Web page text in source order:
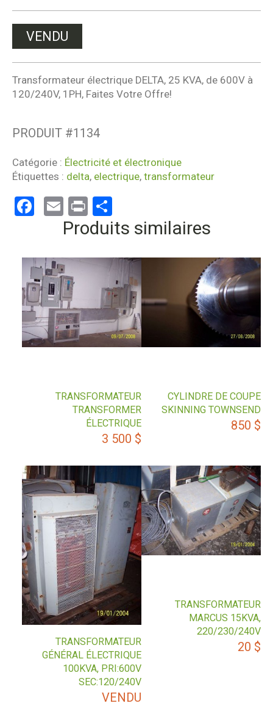
VENDU
Transformateur électrique DELTA, 25 KVA, de 600V à
120/240V, 1PH, Faites Votre Offre!
PRODUIT #1134
Catégorie : Électricité et électronique
Étiquettes : delta, electrique, transformateur
Facebook
Email
Print
Produits similaires
CYLINDRE DE COUPE
SKINNING TOWNSEND
850 $
TRANSFORMATEUR
TRANSFORMER
ÉLECTRIQUE
3 500 $
TRANSFORMATEUR
MARCUS 15KVA,
220/230/240V
20 $
TRANSFORMATEUR
GÉNÉRAL ÉLECTRIQUE
100KVA, PRI:600V
SEC:120/240V
VENDU